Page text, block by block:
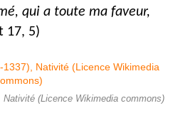
qui a toute ma faveur,
17, 5)
Nativité (Licence Wikimedia commons)